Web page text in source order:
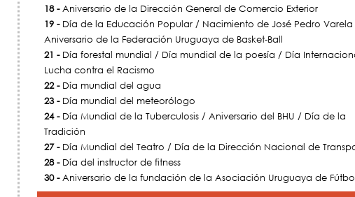
18 -Aniversario de la Dirección General de Comercio Exterior
19 -Día de la Educación Popular / Nacimiento de José Pedro
Aniversario de la Federación Uruguaya de Basket-Ball
21 -Día forestal mundial / Día mundial de la poesía / Día
Lucha contra el Racismo
22 -Día mundial del agua
23 -Día mundial del meteorólogo
24 -Día Mundial de la Tuberculosis / Aniversario del BHU / Día de la
Tradición
27 -Día Mundial del Teatro / Día de la Dirección Nacional de
28 - Día del instructor de fitness
30 -Aniversario de la fundación de la Asociación Uruguaya de